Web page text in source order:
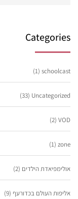
Categories
schoolcast
(1)
Uncategorized
(33)
VOD
(2)
zone
(1)
אולימפיאדת הילדים (2)
אליפות העולם בכדורעף (9)